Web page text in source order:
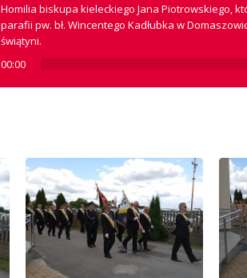
Homilia biskupa kieleckiego Jana Piotrowskiego,
parafii pw. bł. Wincentego Kadłubka w
świątyni.
00:00